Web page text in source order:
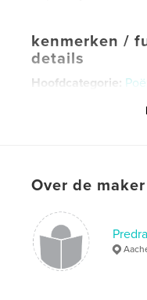
kenmerken /
details
Hoofdcategorie:
Klein
Trefwoorden
english
pesme
Over de maker